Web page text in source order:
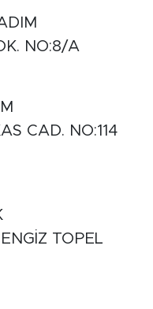
NO:8/A
CAD. NO:114
TOPEL